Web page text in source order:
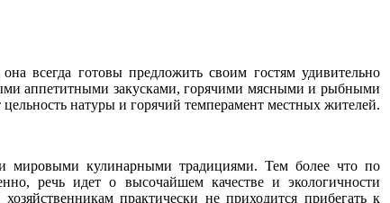
всегда готовы предложить своим гостям удивительно
аппетитными закусками, горячими мясными и рыбными
натуры и горячий темперамент местных жителей.
мировыми кулинарными традициями. Тем более что по
речь идет о высочайшем качестве и экологичности
практически не приходится прибегать к